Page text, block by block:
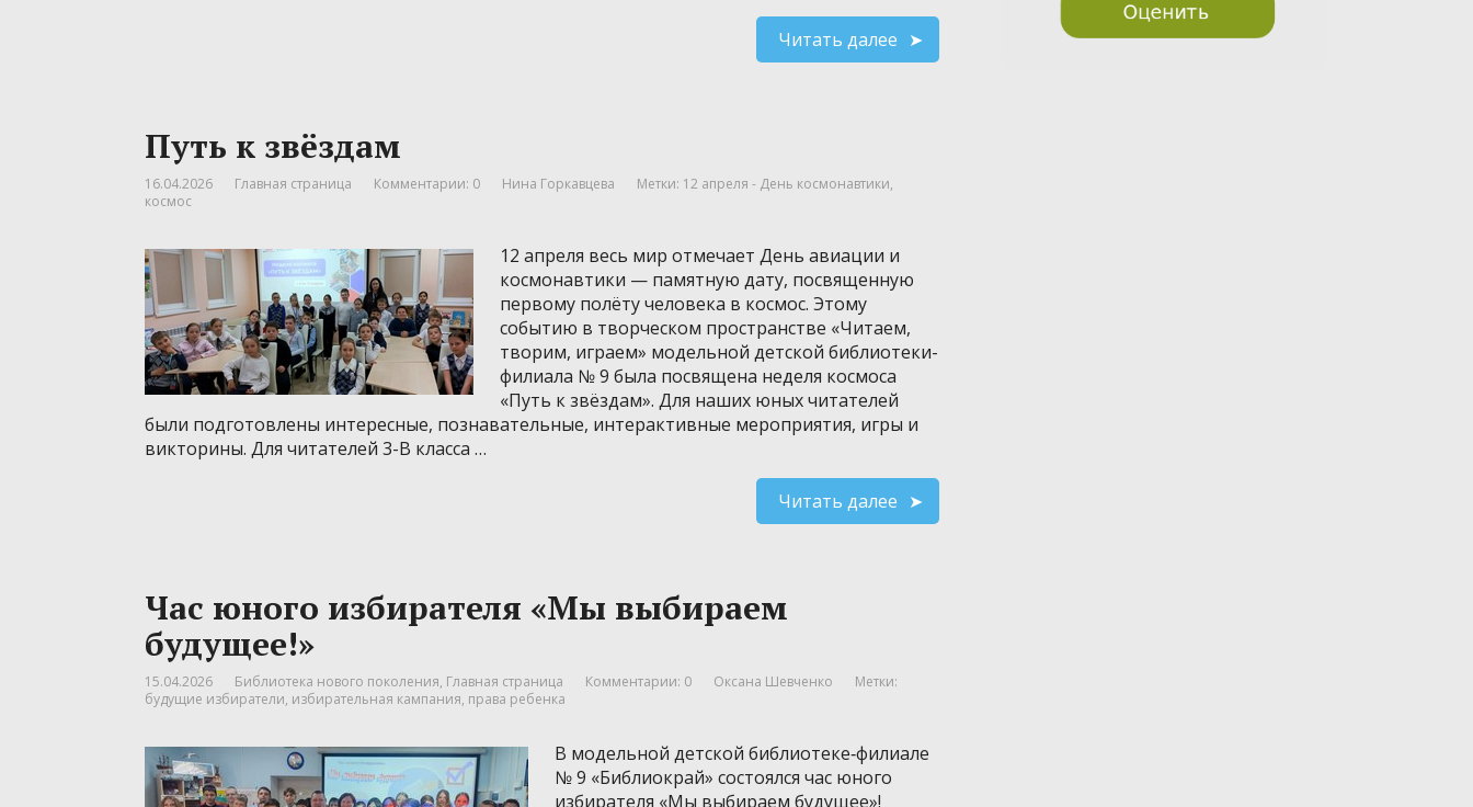
Читать далее
Путь к звёздам
16.04.2026 Главная страница Комментарии: 0 Нина Горкавцева Метки: 12 апреля - День космонавтики,
космос
12 апреля весь мир отмечает День авиации и
космонавтики — памятную дату, посвященную
первому полёту человека в космос. Этому
событию в творческом пространстве «Читаем,
творим, играем» модельной детской библиотеки-
филиала № 9 была посвящена неделя космоса
«Путь к звёздам». Для наших юных читателей
были подготовлены интересные, познавательные, интерактивные мероприятия, игры и
викторины. Для читателей 3-В класса …
Читать далее
Час юного избирателя «Мы выбираем
будущее!»
15.04.2026 Библиотека нового поколения, Главная страница Комментарии: 0 Оксана Шевченко
Метки:
будущие избиратели, избирательная кампания, права ребенка
В модельной детской библиотеке‑филиале
№ 9 «Библиокрай» состоялся час юного
избирателя «Мы выбираем будущее»!